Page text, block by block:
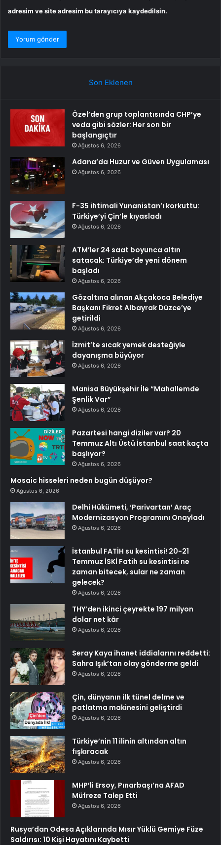
adresim ve site adresim bu tarayıcıya kaydedilsin.
Son Eklenen
Özel’den grup toplantısında CHP’ye
veda gibi sözler: Her son bir
başlangıçtır
Ağustos 6, 2026
Adana’da Huzur ve Güven Uygulaması
Ağustos 6, 2026
F-35 ihtimali Yunanistan’ı korkuttu:
Türkiye’yi Çin’le kıyasladı
Ağustos 6, 2026
ATM’ler 24 saat boyunca altın
satacak: Türkiye’de yeni dönem
başladı
Ağustos 6, 2026
Gözaltına alınan Akçakoca Belediye
Başkanı Fikret Albayrak Düzce’ye
getirildi
Ağustos 6, 2026
İzmit’te sıcak yemek desteğiyle
dayanışma büyüyor
Ağustos 6, 2026
Manisa Büyükşehir İle “Mahallemde
Şenlik Var”
Ağustos 6, 2026
Pazartesi hangi diziler var? 20
Temmuz Altı Üstü İstanbul saat kaçta
başlıyor?
Ağustos 6, 2026
Mosaic hisseleri neden bugün düşüyor?
Ağustos 6, 2026
Delhi Hükümeti, ‘Parivartan’ Araç
Modernizasyon Programını Onayladı
Ağustos 6, 2026
İstanbul FATİH su kesintisi! 20-21
Temmuz İSKİ Fatih su kesintisi ne
zaman bitecek, sular ne zaman
gelecek?
Ağustos 6, 2026
THY’den ikinci çeyrekte 197 milyon
dolar net kâr
Ağustos 6, 2026
Seray Kaya ihanet iddialarını reddetti:
Sahra Işık’tan olay gönderme geldi
Ağustos 6, 2026
Çin, dünyanın ilk tünel delme ve
patlatma makinesini geliştirdi
Ağustos 6, 2026
Türkiye’nin 11 ilinin altından altın
fışkıracak
Ağustos 6, 2026
MHP’li Ersoy, Pınarbaşı’na AFAD
Müfreze Talep Etti
Ağustos 6, 2026
Rusya’dan Odesa Açıklarında Mısır Yüklü Gemiye Füze
Saldırısı: 10 Kişi Hayatını Kaybetti